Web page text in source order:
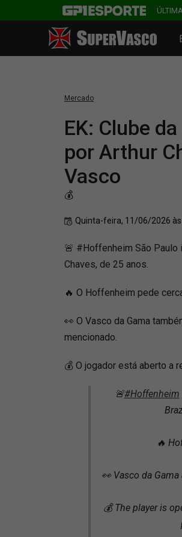
Mercado
EK: Clube
por Arthur
Vasco
💰
Quinta-feira, 11/06/2026
🚨 #Hoffenheim São
Chaves, de 25 anos.
🔥 O Hoffenheim pede
👀 O Vasco da Gama
mencionado.
💰 O jogador está aberto a
🚨#Hoffenheim
🔥
👀 Vasco da
💰 The player is